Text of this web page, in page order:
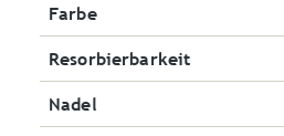
Farbe
Resorbierbarkeit
Nadel